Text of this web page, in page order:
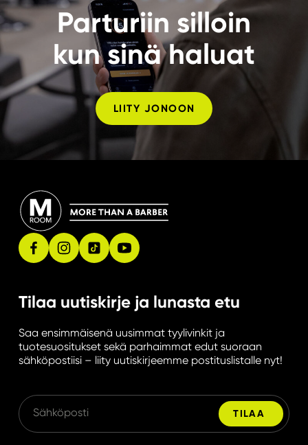
Parturiin silloin
kun sinä haluat
LIITY JONOON
Tilaa uutiskirje ja lunasta etu
Saa ensimmäisenä uusimmat tyylivinkit ja
tuotesuositukset sekä parhaimmat edut suoraan
sähköpostiisi – liity uutiskirjeemme postituslistalle nyt!